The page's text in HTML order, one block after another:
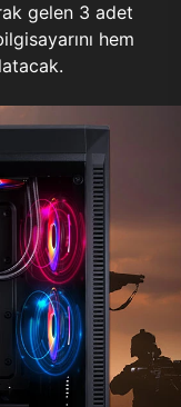
gelen 3 adet
hem